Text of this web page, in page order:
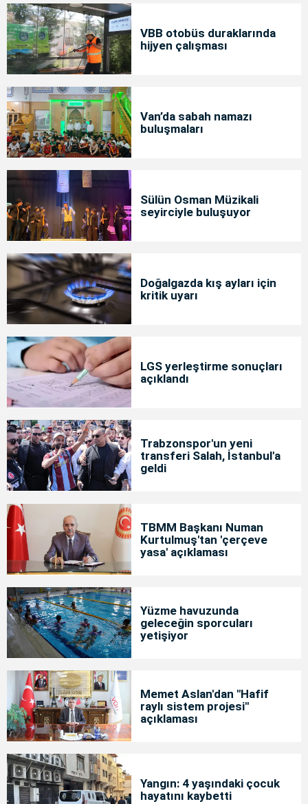
VBB otobüs duraklarında
hijyen çalışması
Van’da sabah namazı
buluşmaları
Sülün Osman Müzikali
seyirciyle buluşuyor
Doğalgazda kış ayları için
kritik uyarı
LGS yerleştirme sonuçları
açıklandı
Trabzonspor'un yeni
transferi Salah, İstanbul'a
geldi
TBMM Başkanı Numan
Kurtulmuş'tan 'çerçeve
yasa' açıklaması
Yüzme havuzunda
geleceğin sporcuları
yetişiyor
Memet Aslan'dan "Hafif
raylı sistem projesi"
açıklaması
Yangın: 4 yaşındaki çocuk
hayatını kaybetti